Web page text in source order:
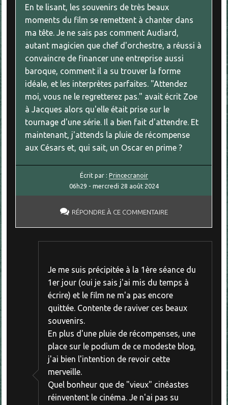
En te lisant, les souvenirs de très beaux
moments du film se remettent à chanter dans
ma tête. Je ne sais pas comment Audiard,
autant magicien que chef d'orchestre, a réussi à
convaincre de financer une entreprise aussi
baroque, comment il a su trouver la forme
idéale, et les interprètes parfaites. "Attendez
moi, vous ne le regretterez pas." avait écrit Zoe
à Jacques alors qu'elle était prise sur le
tournage d'une série. Il a bien fait d'attendre. Et
maintenant, j'attends la pluie de récompense
aux Césars et, qui sait, un Oscar en prime ?
Écrit par : Princecranoir
06h29 - mercredi 28 août 2024
RÉPONDRE À CE COMMENTAIRE
Je me suis précipitée à la 1ère séance du
1er jour (oui je sais j'ai mis du temps à
écrire) et le film ne m'a pas encore
quittée. Contente de raviver ces beaux
souvenirs.
En plus d'une pluie de récompenses, une
place sur le podium de ce modeste blog,
j'ai bien l'intention de revoir cette
merveille.
Quel bonheur que de "vieux" cinéastes
réinventent le cinéma. Je n'ai pas su